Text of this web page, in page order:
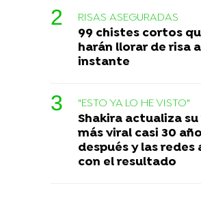
RISAS ASEGURADAS
99 chistes cortos
harán llorar de risa
instante
"ESTO YA LO HE VISTO"
Shakira actualiza su
más viral casi 30
después y las redes
con el resultado